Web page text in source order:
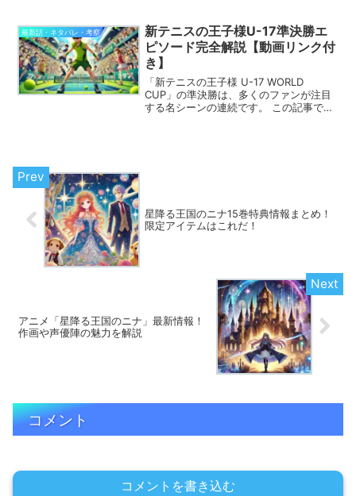
この記事では、決勝戦の結果を振り返り
つつ、試合を彩った...
最新話・ネタバレ・考察
新テニスの王子様U-17準決勝エ
ピソード完全解説【動画リンク付
き】
「新テニスの王子様 U-17 WORLD
CUP」の準決勝は、多くのファンが注目
する名シーンの連続です。 この記事で
星降る王国のニナ15巻特典情報まとめ！
限定アイテムはこれだ！
アニメ「星降る王国のニナ」最新情報！
作画や声優陣の魅力を解説
コメント
コメントを書き込む